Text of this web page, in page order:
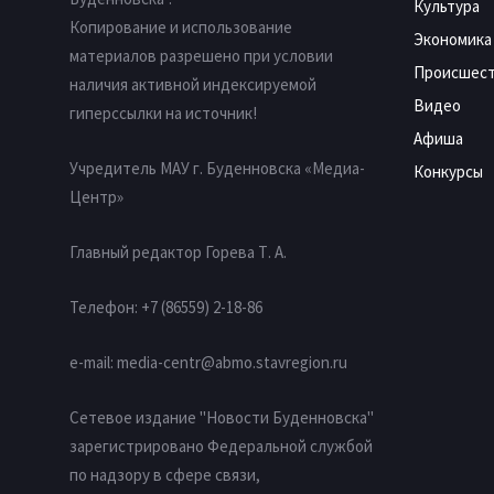
Копирование и использование
материалов разрешено при условии
наличия активной индексируемой
гиперссылки на источник!
Учредитель МАУ г. Буденновска «Медиа-
Центр»
Главный редактор Горева Т. А.
Телефон: +7 (86559) 2-18-86
e-mail: media-centr@abmo.stavregion.ru
Сетевое издание "Новости Буденновска"
зарегистрировано Федеральной службой
по надзору в сфере связи,
Культура
Экономика
Видео
Афиша
Конкурсы